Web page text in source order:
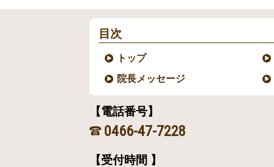
目次
トップ
院長メッセージ
【電話番号】
0466-47-7228
【受付時間 】